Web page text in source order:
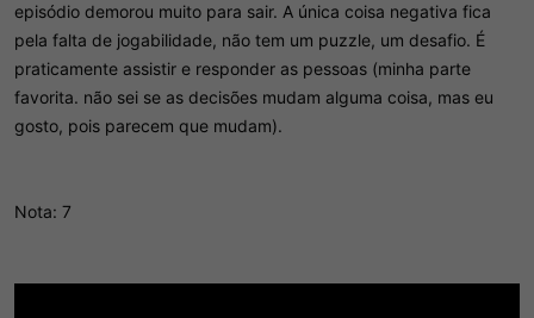
episódio demorou muito para sair. A única coisa negativa fica
pela falta de jogabilidade, não tem um puzzle, um desafio. É
praticamente assistir e responder as pessoas (minha parte
favorita. não sei se as decisões mudam alguma coisa, mas eu
gosto, pois parecem que mudam).
Nota: 7